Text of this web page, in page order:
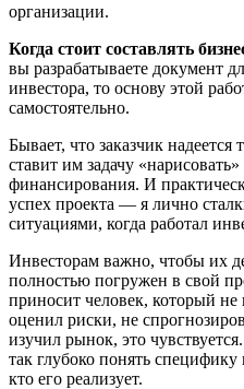
организации.
Когда стоит составлять
вы разрабатываете документ
инвестора, то основу этой
самостоятельно.
Бывает, что заказчик
ставит им задачу
финансирования. И
успех проекта — я лично
ситуациями, когда работал
Инвесторам важно, чтобы их
полностью погружен в свой
приносит человек, который
оценил риски, не
изучил рынок, это
так глубоко понять
кто его реализует.